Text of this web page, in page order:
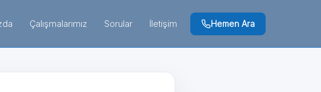
Çalışmalarımız Sorular İletişim Hemen Ara